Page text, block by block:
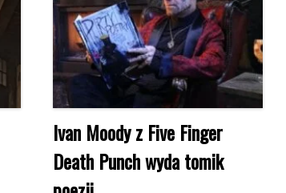
Ivan Moody z Five Finger
Death Punch wyda tomik